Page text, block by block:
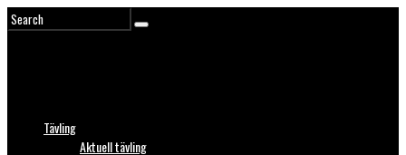
Tävling
Aktuell tävling